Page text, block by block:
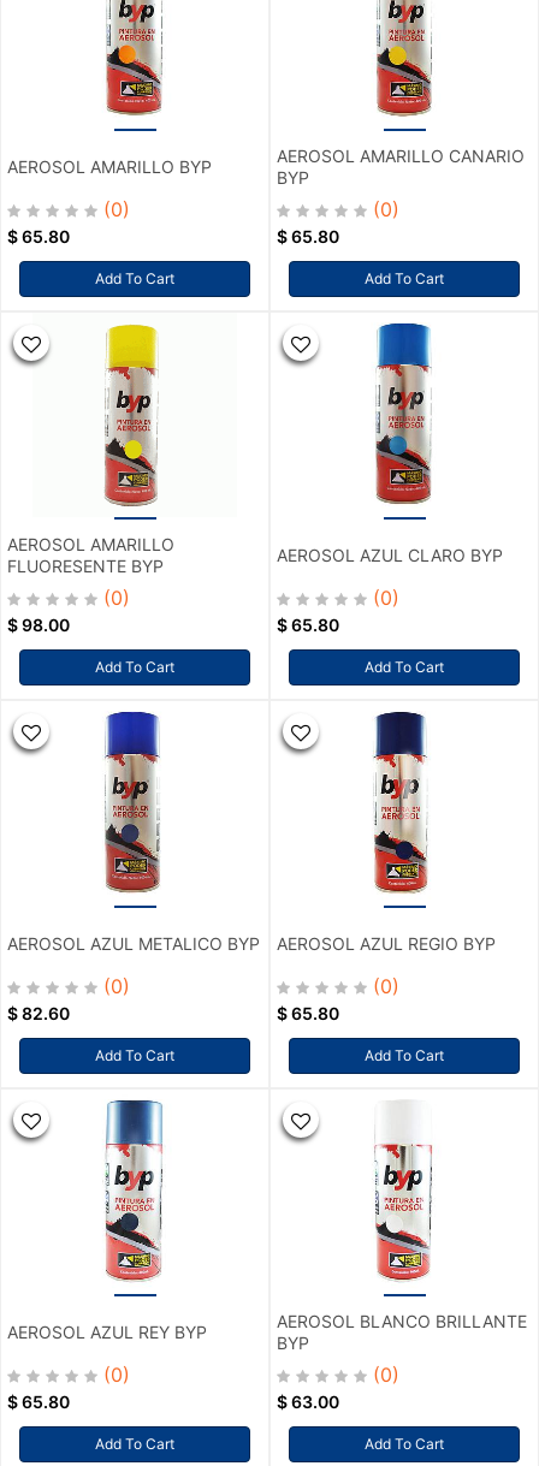
AEROSOL AMARILLO BYP
(0)
$65.80
Add To Cart
AEROSOL AMARILLO CANARIO
BYP
(0)
$65.80
Add To Cart
AEROSOL AMARILLO
FLUORESENTE BYP
(0)
$98.00
Add To Cart
AEROSOL AZUL CLARO BYP
(0)
$65.80
Add To Cart
AEROSOL AZUL METALICO BYP
(0)
$82.60
Add To Cart
AEROSOL AZUL REGIO BYP
(0)
$65.80
Add To Cart
AEROSOL AZUL REY BYP
(0)
$65.80
Add To Cart
AEROSOL BLANCO BRILLANTE
BYP
(0)
$63.00
Add To Cart